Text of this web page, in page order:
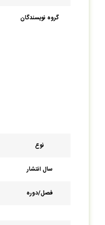
گروه نویسندگان
نوع
سال انتشار
فصل/دوره